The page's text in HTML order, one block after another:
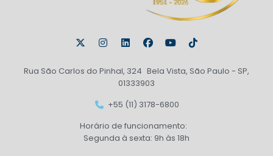
Rua São Carlos do Pinhal, 324 Bela Vista, São Paulo - SP,
01333903
+55 (11) 3178-6800
Horário de funcionamento:
Segunda à sexta: 9h às 18h